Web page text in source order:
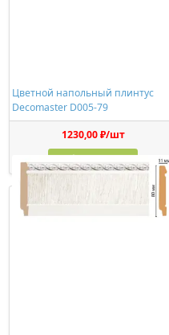
Цветной напольный плинтус
Decomaster D005-79
1230,00 ₽/шт
Купить